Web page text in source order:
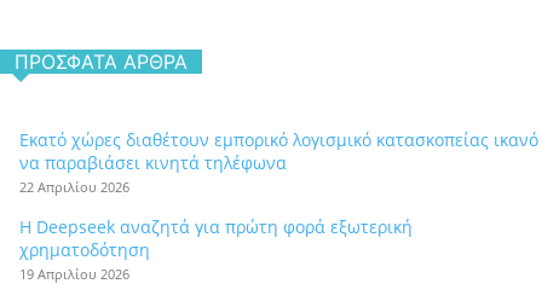
ΠΡΌΣΦΑΤΑ ΆΡΘΡΑ
Εκατό χώρες διαθέτουν εμπορικό λογισμικό κατασκοπείας ικανό
να παραβιάσει κινητά τηλέφωνα
22 Απριλίου 2026
Η Deepseek αναζητά για πρώτη φορά εξωτερική
χρηματοδότηση
19 Απριλίου 2026